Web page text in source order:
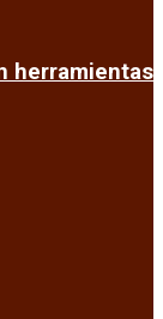
herramientas